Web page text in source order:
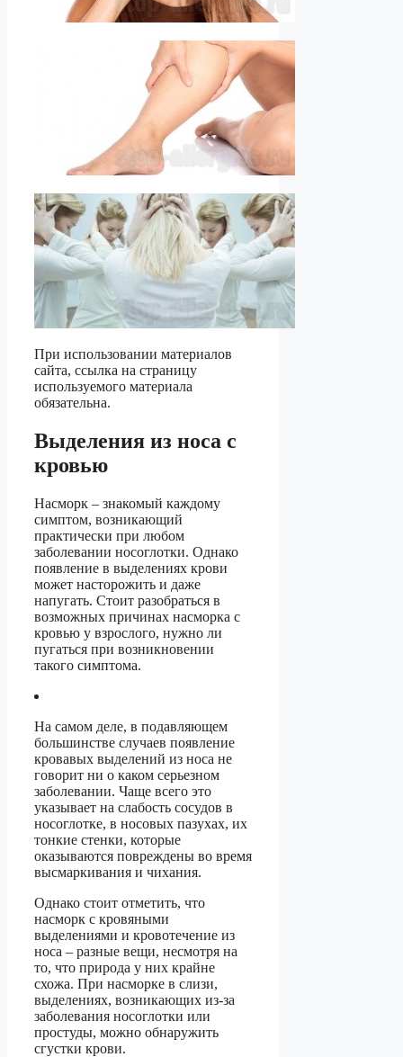
При использовании материалов
сайта, ссылка на страницу
используемого материала
обязательна.
Выделения из носа с
кровью
Насморк – знакомый каждому
симптом, возникающий
практически при любом
заболевании носоглотки. Однако
появление в выделениях крови
может насторожить и даже
напугать. Стоит разобраться в
возможных причинах насморка с
кровью у взрослого, нужно ли
пугаться при возникновении
такого симптома.
На самом деле, в подавляющем
большинстве случаев появление
кровавых выделений из носа не
говорит ни о каком серьезном
заболевании. Чаще всего это
указывает на слабость сосудов в
носоглотке, в носовых пазухах, их
тонкие стенки, которые
оказываются повреждены во время
высмаркивания и чихания.
Однако стоит отметить, что
насморк с кровяными
выделениями и кровотечение из
носа – разные вещи, несмотря на
то, что природа у них крайне
схожа. При насморке в слизи,
выделениях, возникающих из-за
заболевания носоглотки или
простуды, можно обнаружить
сгустки крови.